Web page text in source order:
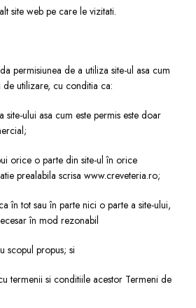
site web pe care le vizitati.
permisiunea de a utiliza site-ul asa cum
utilizare, cu conditia ca:
site-ului asa cum este permis este doar
orice o parte din site-ul în orice
prealabila scrisa www.creveteria.ro;
în tot sau în parte nici o parte a site-ului,
în mod rezonabil
scopul propus; si
termenii si conditiile acestor Termeni de